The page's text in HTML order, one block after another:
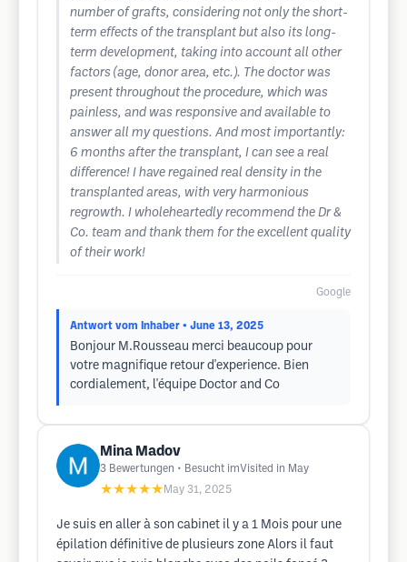
number of grafts, considering not only the short-
term effects of the transplant but also its long-
term development, taking into account all other
factors (age, donor area, etc.). The doctor was
present throughout the procedure, which was
painless, and was responsive and available to
answer all my questions. And most importantly:
6 months after the transplant, I can see a real
difference! I have regained real density in the
transplanted areas, with very harmonious
regrowth. I wholeheartedly recommend the Dr &
Co. team and thank them for the excellent quality
of their work!
Google
Antwort vom Inhaber • June 13, 2025
Bonjour M.Rousseau merci beaucoup pour
votre magnifique retour d'experience. Bien
cordialement, l'équipe Doctor and Co
Mina Madov
3 Bewertungen • Besucht imVisited in May
★★★★★ May 31, 2025
Je suis en aller à son cabinet il y a 1 Mois pour une
épilation définitive de plusieurs zone Alors il faut